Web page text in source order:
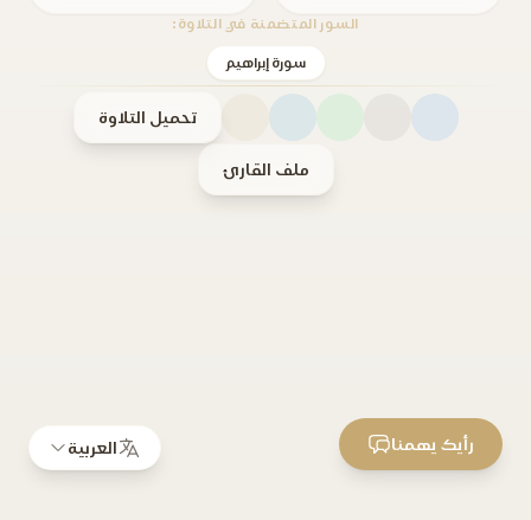
السور المتضمنة في التلاوة:
سورة إبراهيم
تحميل التلاوة
ملف القارئ
العربية رأيك يهمنا